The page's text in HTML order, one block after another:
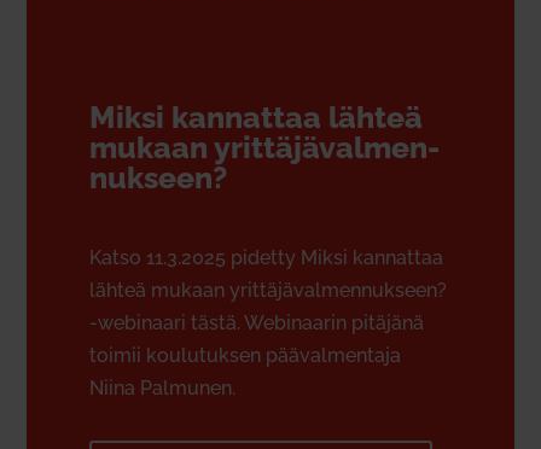
Miksi kan­nattaa lähteä
mukaan yrit­tä­jä­val­men­
nukseen?
Katso 11.3.2025 pidetty Miksi kan­nattaa
lähteä mukaan yrit­tä­jä­val­men­nukseen?
‑webi­naari tästä. Webi­naarin pitäjänä
toimii kou­lu­tuksen pää­val­mentaja
Niina Pal­munen.